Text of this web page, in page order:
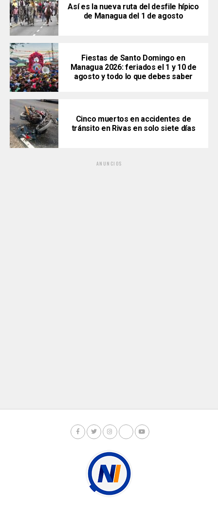
Así es la nueva ruta del desfile hípico
de Managua del 1 de agosto
Fiestas de Santo Domingo en
Managua 2026: feriados el 1 y 10 de
agosto y todo lo que debes saber
Cinco muertos en accidentes de
tránsito en Rivas en solo siete días
ANUNCIOS